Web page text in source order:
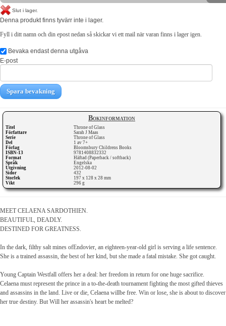
Bokinformation
Titel
Throne of Glass
Författare
Sarah J Maas
Serie
Throne of Glass
Del
1 av 7+
Förlag
Bloomsbury Childrens Books
ISBN-13
9781408832332
Format
Häftad (Paperback / softback)
Språk
Engelska
Utgivning
2012-08-02
Sidor
432
Storlek
197 x 128 x 28 mm
Vikt
296 g
Slut i lager.
Denna produkt finns tyvärr inte i lager.
Fyll i ditt namn och din epost nedan så skickar vi ett mail när varan finns i lager igen.
Bevaka endast denna utgåva
E-post
Spara bevakning
MEET CELAENA SARDOTHIEN.
BEAUTIFUL, DEADLY.
DESTINED FOR GREATNESS.
In the dark, filthy salt mines ofEndovier, an eighteen-year-old girl is serving a life sentence.
She is a trained assassin, the best of her kind, but she made a fatal mistake. She got caught.
Young Captain Westfall offers her a deal: her freedom in return for one huge sacrifice.
Celaena must represent the prince in a to-the-death tournament fighting the most gifted thieves
and assassins in the land. Live or die, Celaena willbe free. Win or lose, she is about to discover
her true destiny. But Will her assassin's heart be melted?